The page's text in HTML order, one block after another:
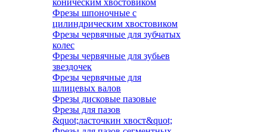
коническим хвостовиком
Фрезы шпоночные с
цилиндрическим хвостовиком
Фрезы червячные для зубчатых
колес
Фрезы червячные для зубьев
звездочек
Фрезы червячные для
шлицевых валов
Фрезы дисковые пазовые
Фрезы для пазов
&quot;ласточкин хвост&quot;